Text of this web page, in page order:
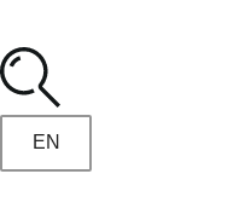
Recrutamento
Gestão
EN